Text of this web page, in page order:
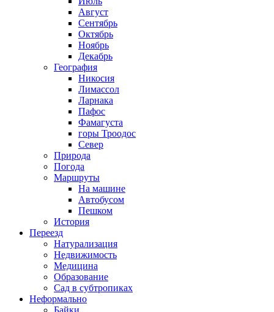
Август
Сентябрь
Октябрь
Ноябрь
Декабрь
География
Никосия
Лимассол
Ларнака
Пафос
Фамагуста
горы Троодос
Север
Природа
Погода
Маршруты
На машине
Автобусом
Пешком
История
Переезд
Натурализация
Недвижимость
Медицина
Образование
Сад в субтропиках
Неформально
Байки